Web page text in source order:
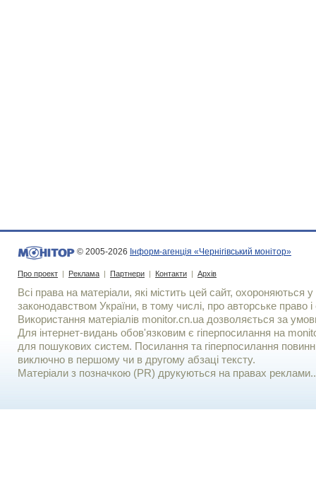
© 2005-2026 Інформ-агенція «Чернігівський монітор»
Про проект | Реклама | Партнери | Контакти | Архів
Всі права на матеріали, які містить цей сайт, охороняються у
законодавством України, в тому числі, про авторське право і
Використання матерiалiв monitor.cn.ua дозволяється за
Для iнтернет-видань обов'язковим є гiперпосилання на
для пошукових систем. Посилання та гіперпосилання
виключно в першому чи в другому абзаці тексту.
Матеріали з позначкою (PR) друкуються на правах реклами..